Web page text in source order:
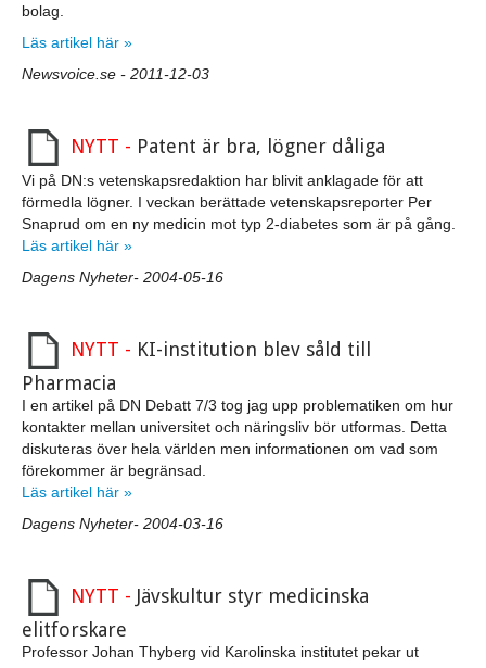
bolag.
Läs artikel här »
Newsvoice.se - 2011-12-03
NYTT - Patent är bra, lögner dåliga
Vi på DN:s vetenskapsredaktion har blivit anklagade för att
förmedla lögner. I veckan berättade vetenskapsreporter Per
Snaprud om en ny medicin mot typ 2-diabetes som är på gång.
Läs artikel här »
Dagens Nyheter- 2004-05-16
NYTT - KI-institution blev såld till
Pharmacia
I en artikel på DN Debatt 7/3 tog jag upp problematiken om hur
kontakter mellan universitet och näringsliv bör utformas. Detta
diskuteras över hela världen men informationen om vad som
förekommer är begränsad.
Läs artikel här »
Dagens Nyheter- 2004-03-16
NYTT - Jävskultur styr medicinska
elitforskare
Professor Johan Thyberg vid Karolinska institutet pekar ut